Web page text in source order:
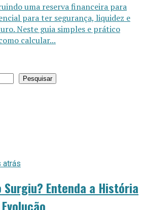
uma reserva financeira para
para ter segurança, liquidez e
Neste guia simples e prático
calcular...
Pesquisar
atrás
Surgiu? Entenda a História